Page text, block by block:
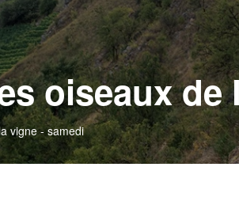
oiseaux de
vigne - samedi